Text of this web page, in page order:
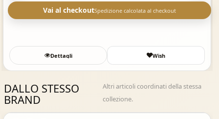
Vai al checkoutSpedizione calcolata al checkout
Dettagli Wish
DALLO STESSO
BRAND
Altri articoli coordinati della stessa
collezione.
Acquisto Veloce